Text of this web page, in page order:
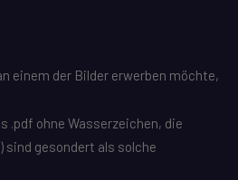
einem der Bilder erwerben möchte,
.pdf ohne Wasserzeichen, die
sind gesondert als solche